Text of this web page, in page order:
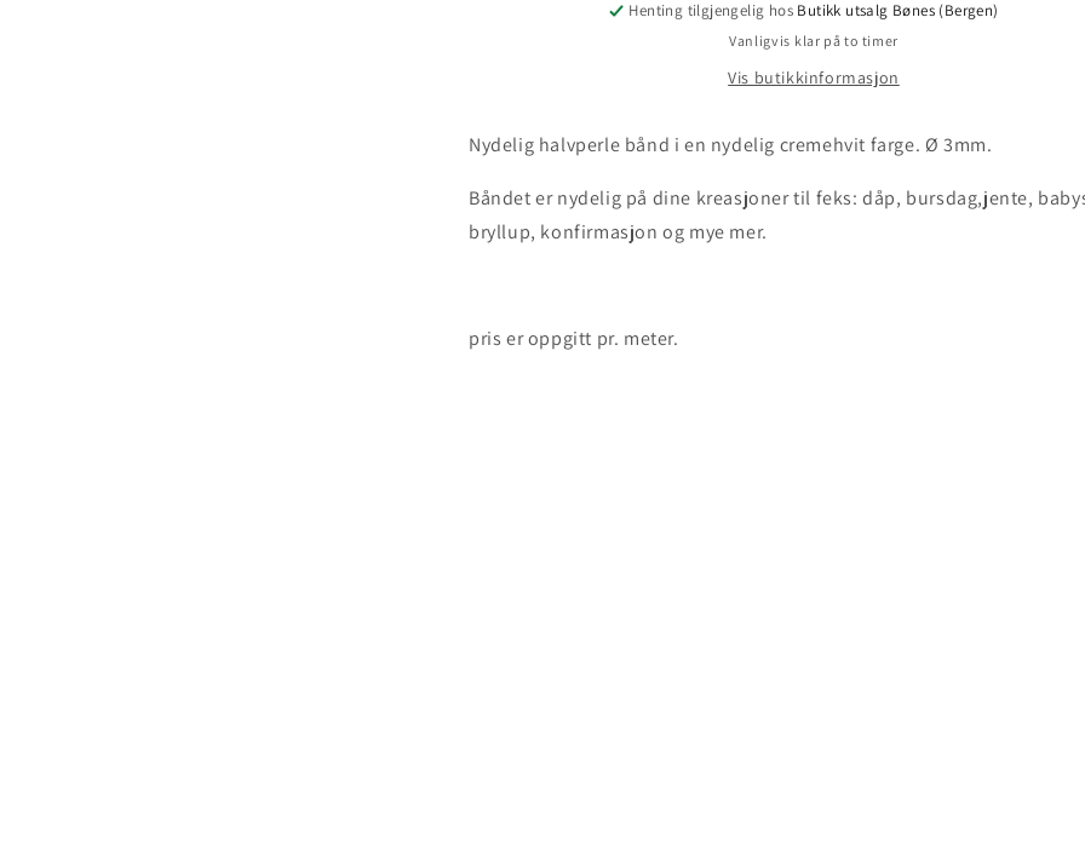
Henting tilgjengelig hos Butikk utsalg Bønes (Bergen)
Vanligvis klar på to timer
Vis butikkinformasjon
Nydelig halvperle bånd i en nydelig cremehvit farge. Ø 3mm.
Båndet er nydelig på dine kreasjoner til feks: dåp, bursdag,jente,
bryllup, konfirmasjon og mye mer.
pris er oppgitt pr. meter.